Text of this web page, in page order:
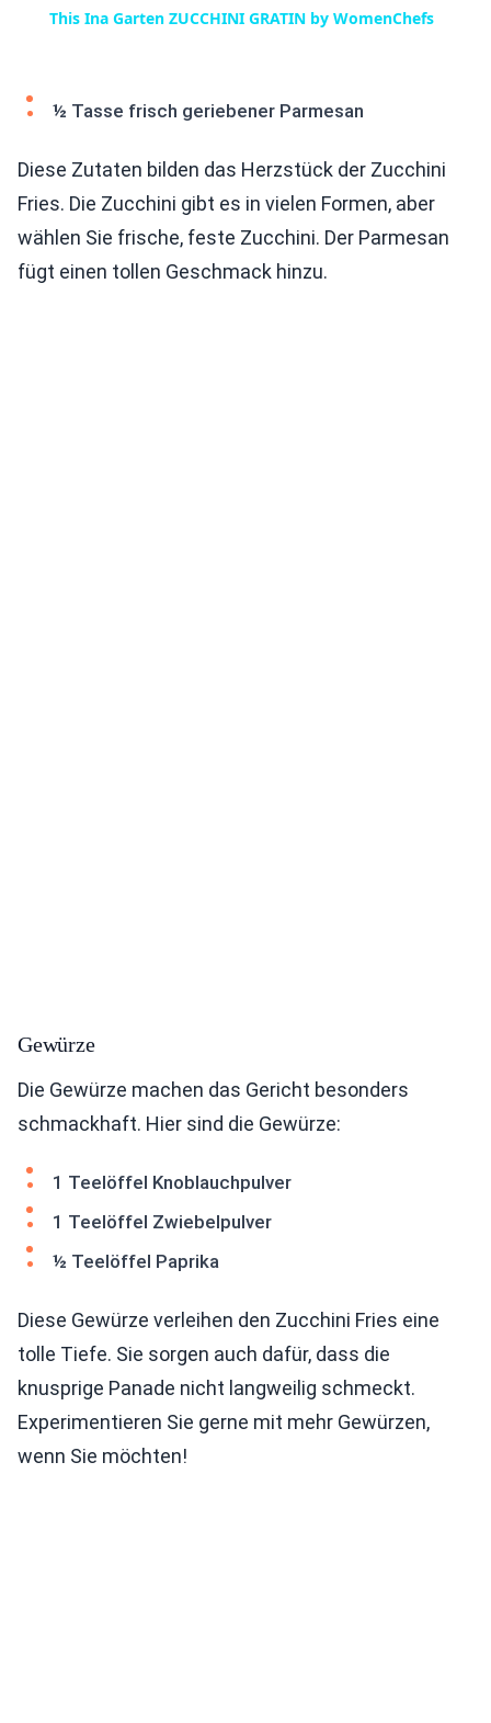
This Ina Garten ZUCCHINI GRATIN by WomenChefs
½ Tasse frisch geriebener Parmesan
Diese Zutaten bilden das Herzstück der Zucchini
Fries. Die Zucchini gibt es in vielen Formen, aber
wählen Sie frische, feste Zucchini. Der Parmesan
fügt einen tollen Geschmack hinzu.
Gewürze
Die Gewürze machen das Gericht besonders
schmackhaft. Hier sind die Gewürze:
1 Teelöffel Knoblauchpulver
1 Teelöffel Zwiebelpulver
½ Teelöffel Paprika
Diese Gewürze verleihen den Zucchini Fries eine
tolle Tiefe. Sie sorgen auch dafür, dass die
knusprige Panade nicht langweilig schmeckt.
Experimentieren Sie gerne mit mehr Gewürzen,
wenn Sie möchten!